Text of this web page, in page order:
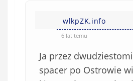
wlkpZK.info
6 lat temu
Ja przez
spacer po Ostrowie